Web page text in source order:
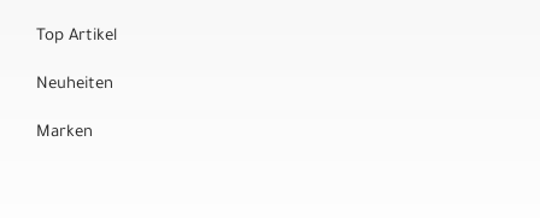
Top Artikel
Neuheiten
Marken